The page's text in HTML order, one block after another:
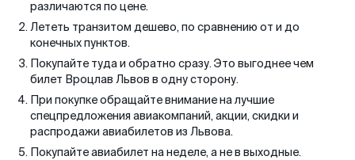
различаются по цене.
Лететь транзитом дешево, по сравнению от и до
конечных пунктов.
Покупайте туда и обратно сразу. Это выгоднее чем
билет Вроцлав Львов в одну сторону.
При покупке обращайте внимание на лучшие
спецпредложения авиакомпаний, акции, скидки и
распродажи авиабилетов из Львова.
Покупайте авиабилет на неделе, а не в выходные.